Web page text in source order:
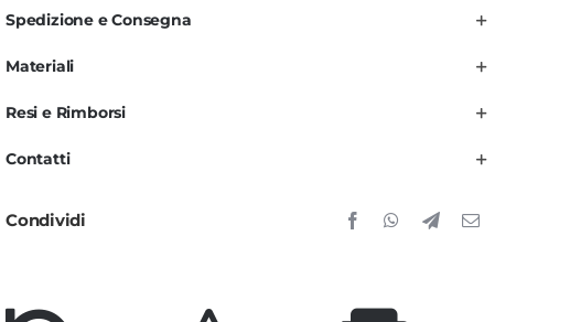
e
Lunga
Spedizione e Consegna
Materiali
Resi e Rimborsi
Contatti
Condividi